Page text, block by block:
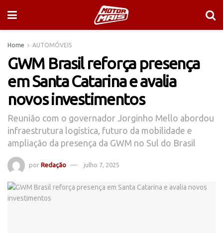
Home AUTOMÓVEIS
GWM Brasil reforça presença
em Santa Catarina e avalia
novos investimentos
Reunião com o governador Jorginho Mello abordou
infraestrutura logística, futuro da mobilidade e
ampliação da presença da GWM no Sul do Brasil
por Redação julho 7, 2025